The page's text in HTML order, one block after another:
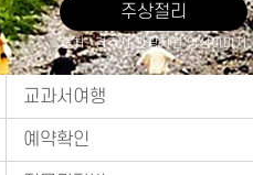
주상절리
출처 : 경주시 관광자원 영상이미지
교과서여행
예약확인